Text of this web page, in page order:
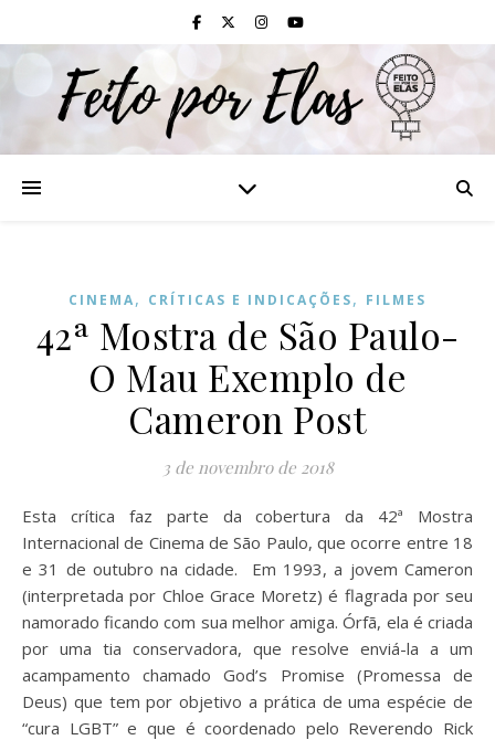
CINEMA, CRÍTICAS E INDICAÇÕES, FILMES
42ª Mostra de São Paulo-
O Mau Exemplo de
Cameron Post
3 de novembro de 2018
Esta crítica faz parte da cobertura da 42ª Mostra
Internacional de Cinema de São Paulo, que ocorre entre 18
e 31 de outubro na cidade. Em 1993, a jovem Cameron
(interpretada por Chloe Grace Moretz) é flagrada por seu
namorado ficando com sua melhor amiga. Órfã, ela é criada
por uma tia conservadora, que resolve enviá-la a um
acampamento chamado God’s Promise (Promessa de
Deus) que tem por objetivo a prática de uma espécie de
“cura LGBT” e que é coordenado pelo Reverendo Rick